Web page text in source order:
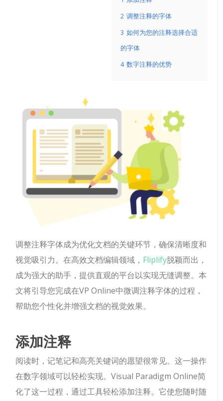
2 调整注释的字体
3 如何为您的注释选择合适
的字体
4 数字注释的优势
调整注释字体成为优化文档的关键环节，确保清晰度和
视觉吸引力。在高效文档编辑领域， Fliplify脱颖而出，
成为强大的助手，提供直观的平台以实现无缝调整。本
文将引导您完成在VP Online中微调注释字体的过程，
帮助您个性化并增强文档的视觉效果。
添加注释
阅读时，记笔记和高亮关键词的愿望很常见。这一操作
在数字领域可以轻松实现。Visual Paradigm Online简
化了这一过程，通过工具轻松添加注释。它使您随时随